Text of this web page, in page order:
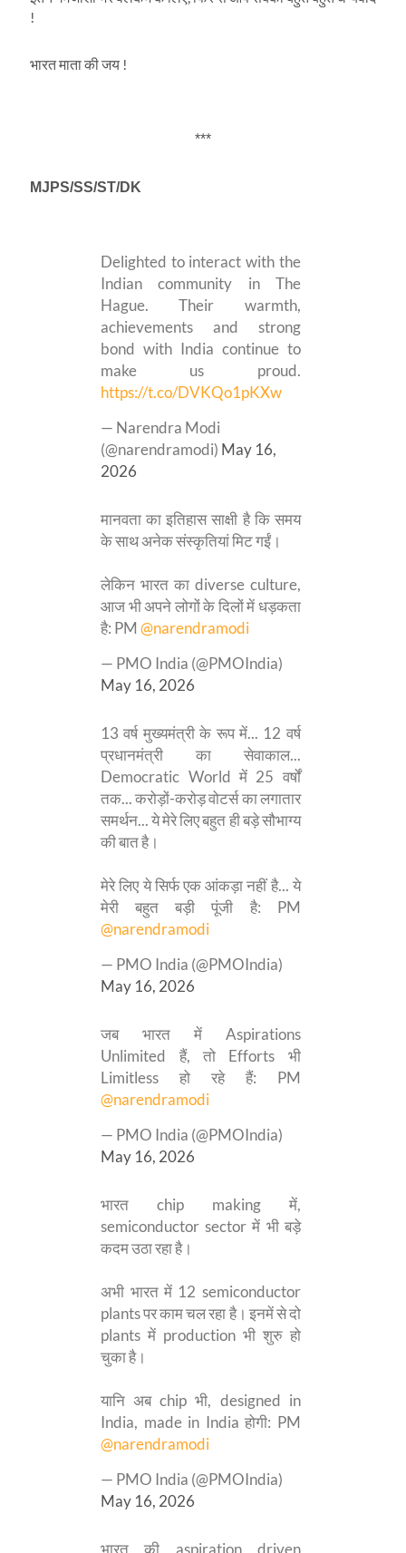
!
भारत माता की जय !
***
MJPS/SS/ST/DK
Delighted to interact with the
Indian community in The
Hague. Their warmth,
achievements and strong
bond with India continue to
make us proud.
https://t.co/DVKQo1pKXw
— Narendra Modi
(@narendramodi) May 16,
2026
मानवता का इतिहास साक्षी है कि समय
के साथ अनेक संस्कृतियां मिट गईं।
लेकिन भारत का diverse culture,
आज भी अपने लोगों के दिलों में धड़कता
है: PM@narendramodi
— PMO India (@PMOIndia)
May 16, 2026
13 वर्ष मुख्यमंत्री के रूप में... 12 वर्ष
प्रधानमंत्री का सेवाकाल...
Democratic World में 25 वर्षों
तक... करोड़ों-करोड़ वोटर्स का लगातार
समर्थन... ये मेरे लिए बहुत ही बड़े सौभाग्य
की बात है।
मेरे लिए ये सिर्फ एक आंकड़ा नहीं है... ये
मेरी बहुत बड़ी पूंजी है: PM
@narendramodi
— PMO India (@PMOIndia)
May 16, 2026
जब भारत में Aspirations
Unlimited हैं, तो Efforts भी
Limitless हो रहे हैं: PM
@narendramodi
— PMO India (@PMOIndia)
May 16, 2026
भारत chip making में,
semiconductor sector में भी बड़े
कदम उठा रहा है।
अभी भारत में 12 semiconductor
plants पर काम चल रहा है। इनमें से दो
plants में production भी शुरु हो
चुका है।
यानि अब chip भी, designed in
India, made in India होगी: PM
@narendramodi
— PMO India (@PMOIndia)
May 16, 2026